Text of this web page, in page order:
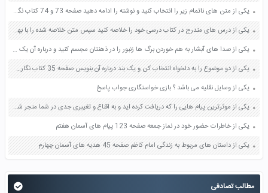
یکی از متن های ناتمام زیر را انتخاب کنید و نوشته را ادامه دهید صفحه 73 و 74 کتاب نگارش فارسی پنجم دبستان
یکی از درس های مندرج در کتاب درسی خود را خلاصه کنید سپس متن خلاصه شده را با بهره گیری از روش های دسته بندی نمودار جدول نقشه مفهومی نشان دهید صفحه 118 نگارش یازدهم
یکی از صدا های آبشار به هم خوردن برگ ها زنبور را در ذهنتان مجسم کنید و درباره آن یک بند بنویسید صفحه 11 نگارش پنجم
یکی از دو موضوع را به دلخواه انتخاب کن و یک بند درباره آن بنویس صفحه 35 کتاب نگارش فارسی سوم
یکی از وسایل نقلیه می باشد ؟ بازی خواستگاری جواب پاسخ
یکی از موثرترین پیام هایی را که دریافت کرده اید و به اقناع و تغییری جدی در شما منجر شده است برسی کنید و علت این تاثیر گذاری قابل توجه را بنویسید صفحه 52 تفکر و سواد رسانه ای دهم
یکی از خاطرات حضور خود در نماز جمعه صفحه 123 پیام های آسمان هفتم
یکی از داستان های مربوط به زندگی امام کاظم صفحه 45 هدیه های آسمان چهارم
مطالب تصادفی